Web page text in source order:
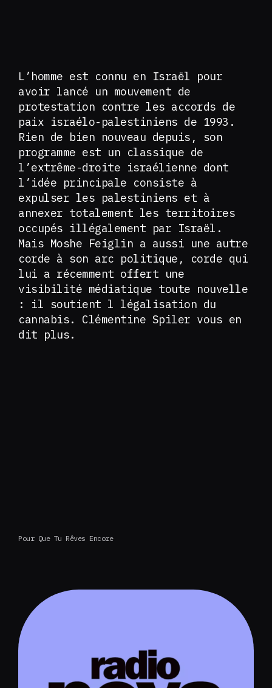
L’homme est connu en Israël pour
avoir lancé un mouvement de
protestation contre les accords de
paix israélo-palestiniens de 1993.
Rien de bien nouveau depuis, son
programme est un classique de
l’extrême-droite israélienne dont
l’idée principale consiste à
expulser les palestiniens et à
annexer totalement les territoires
occupés illégalement par Israël.
Mais Moshe Feiglin a aussi une autre
corde à son arc politique, corde qui
lui a récemment offert une
visibilité médiatique toute nouvelle
: il soutient l légalisation du
cannabis. Clémentine Spiler vous en
dit plus.
Pour Que Tu Rêves Encore